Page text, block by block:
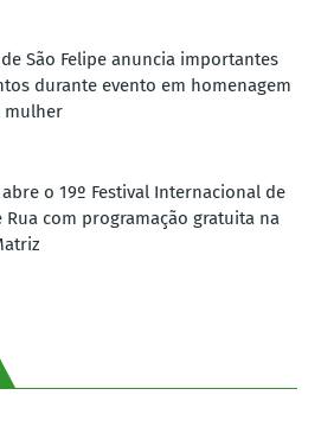
São Felipe anuncia importantes
durante evento em homenagem
mulher
abre o 19º Festival Internacional de
Rua com programação gratuita na